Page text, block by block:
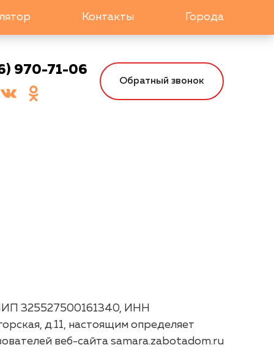
Контакты Города
970-71-06
Обратный звонок
325527500161340, ИНН
д.11, настоящим определяет
веб-сайта samara.zabotadom.ru